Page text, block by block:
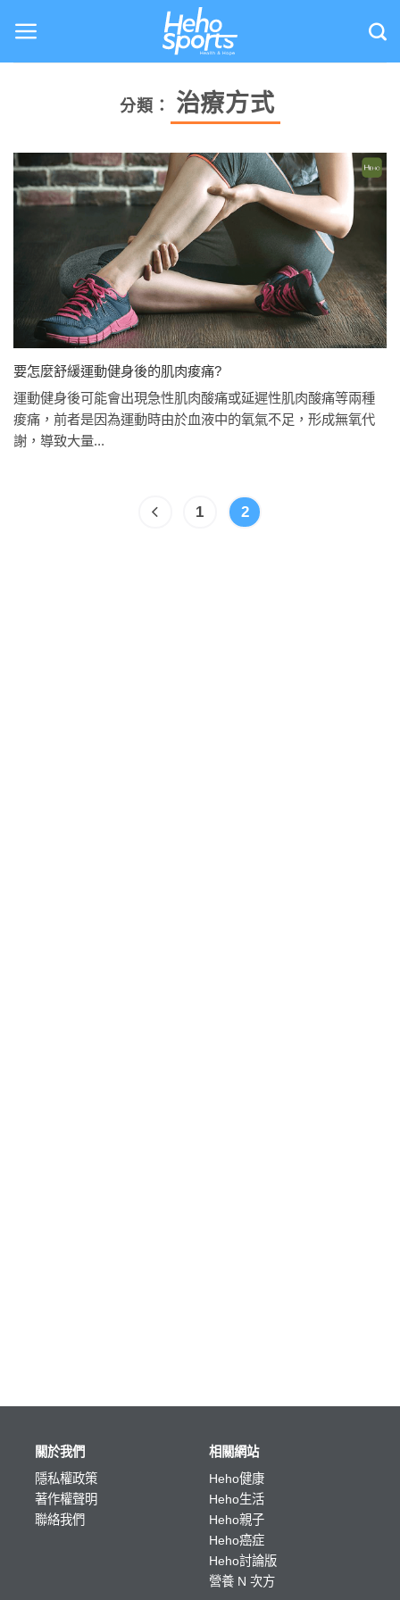
content
分類： 治療方式
要怎麼舒緩運動健身後的肌肉痠痛?
運動健身後可能會出現急性肌肉酸痛或延遲性肌肉酸痛等兩種
痠痛，前者是因為運動時由於血液中的氧氣不足，形成無氧代
謝，導致大量...
1 2
關於我們
隱私權政策
著作權聲明
聯絡我們
相關網站
Heho健康
Heho生活
Heho親子
Heho癌症
Heho討論版
營養 N 次方